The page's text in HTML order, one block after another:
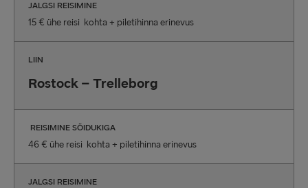
JALGSI REISIMINE
15 € ühe reisi kohta + piletihinna erinevus
LIIN
Rostock – Trelleborg
REISIMINE SÕIDUKIGA
46 € ühe reisi kohta + piletihinna erinevus
JALGSI REISIMINE